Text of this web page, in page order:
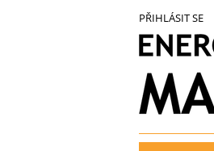
PŘIHLÁSIT SE